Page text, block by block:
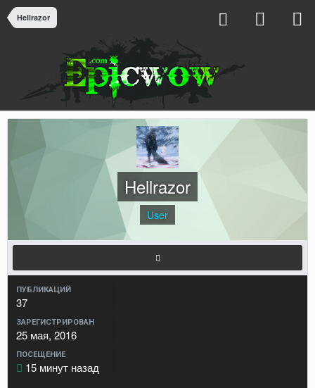
Hellrazor
Hellrazor
User
ПУБЛИКАЦИЙ
37
ЗАРЕГИСТРИРОВАН
25 мая, 2016
ПОСЕЩЕНИЕ
15 минут назад